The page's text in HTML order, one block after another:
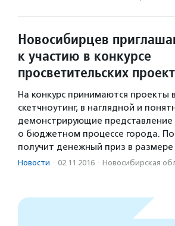
Новосибирцев
к участию в конкурсе
просветительских
На конкурс принимаются проекты
скетчноутинг, в наглядной и
демонстрирующие представление
о бюджетном процессе города.
получит денежный приз в размере
Новости · 02.11.2016 · Новосибирская